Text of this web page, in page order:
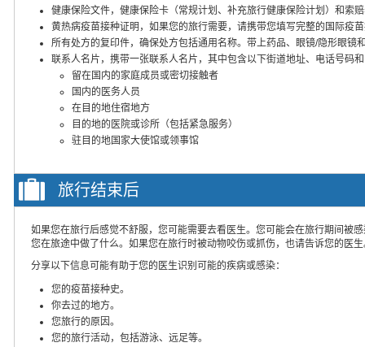
健康保险文件，健康保险卡（常规计划、补充旅行健康保险计划）和索
黄热病疫苗接种证明，如果您的旅行需要，请携带您填写完整的国际疫
所有处方的复印件，确保处方包括通用名称。带上药品、眼镜/隐形眼镜
联系人名片，携带一张联系人名片，其中包含以下街道地址、电话号码
留在国内的家庭成员或密切接触者
国内的医务人员
在目的地住宿地方
目的地的医院或诊所（包括紧急服务）
驻目的地国家大使馆或领事馆
旅行结束后
如果您在旅行后感觉不舒服，您可能需要去看医生。您可能会在旅行期间被
您在旅途中做了什么。如果您在旅行时被动物咬伤或抓伤，也请告诉您的医
分享以下信息可能有助于您的医生识别可能的疾病或感染：
您的疫苗接种史。
你去过的地方。
您旅行的原因。
您的旅行活动，包括游泳、远足等。